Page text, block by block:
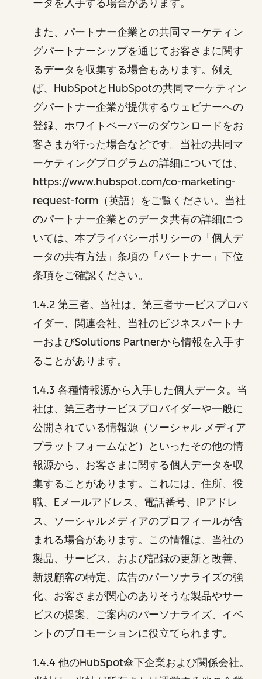
ータを入手する場合があります。
また、パートナー企業との共同マーケティン
グパートナーシップを通じてお客さまに関す
るデータを収集する場合もあります。例え
ば、HubSpotとHubSpotの共同マーケティン
グパートナー企業が提供するウェビナーへの
登録、ホワイトペーパーのダウンロードをお
客さまが行った場合などです。当社の共同マ
ーケティングプログラムの詳細については、
https://www.hubspot.com/co-marketing-
request-form（英語）をご覧ください。当社
のパートナー企業とのデータ共有の詳細につ
いては、本プライバシーポリシーの「個人デ
ータの共有方法」条項の「パートナー」下位
条項をご確認ください。
1.4.2 第三者。当社は、第三者サービスプロバ
イダー、関連会社、当社のビジネスパートナ
ーおよびSolutions Partnerから情報を入手す
ることがあります。
1.4.3 各種情報源から入手した個人データ。当
社は、第三者サービスプロバイダーや一般に
公開されている情報源（ソーシャル メディア
プラットフォームなど）といったその他の情
報源から、お客さまに関する個人データを収
集することがあります。これには、住所、役
職、Eメールアドレス、電話番号、IPアドレ
ス、ソーシャルメディアのプロフィールが含
まれる場合があります。この情報は、当社の
製品、サービス、および記録の更新と改善、
新規顧客の特定、広告のパーソナライズの強
化、お客さまが関心のありそうな製品やサー
ビスの提案、ご案内のパーソナライズ、イベ
ントのプロモーションに役立てられます。
1.4.4 他のHubSpot傘下企業および関係会社。